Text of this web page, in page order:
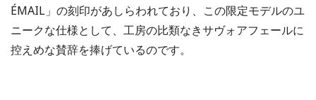
ÉMAIL」の刻印があしらわれており、この限定モデルのユ
ニークな仕様として、工房の比類なきサヴォアフェールに
控えめな賛辞を捧げているのです。